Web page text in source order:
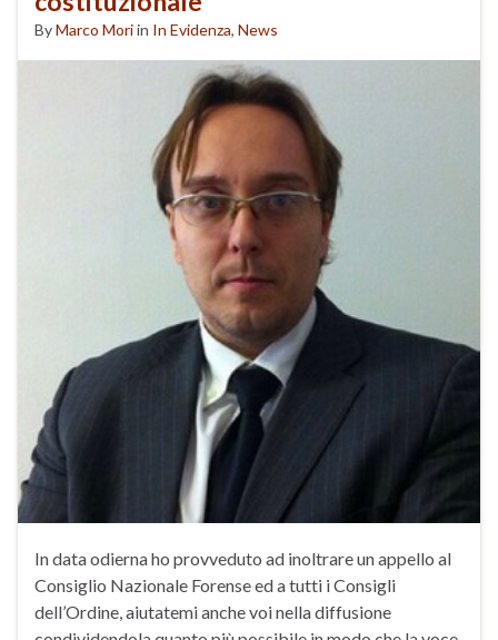
ByMarco Moriin In Evidenza, News
In data odierna ho provveduto ad inoltrare un appello al
Consiglio Nazionale Forense ed a tutti i Consigli
dell’Ordine, aiutatemi anche voi nella diffusione